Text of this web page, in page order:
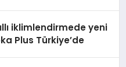
iklimlendirmede yeni
Plus Türkiye’de